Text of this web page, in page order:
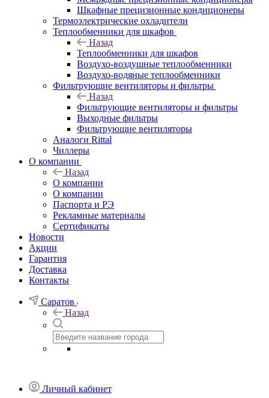
Шкафные прецизионные кондиционеры
Термоэлектрические охладители
Теплообменники для шкафов
Назад
Теплообменники для шкафов
Воздухо-воздушные теплообменники
Воздухо-водяные теплообменники
Фильтрующие вентиляторы и фильтры
Назад
Фильтрующие вентиляторы и фильтры
Выходные фильтры
Фильтрующие вентиляторы
Аналоги Rittal
Чиллеры
О компании
Назад
О компании
О компании
Паспорта и РЭ
Рекламные материалы
Сертификаты
Новости
Акции
Гарантия
Доставка
Контакты
Саратов
Назад
Личный кабинет